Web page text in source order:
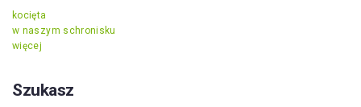
kocięta
w naszym schronisku
więcej
Szukasz